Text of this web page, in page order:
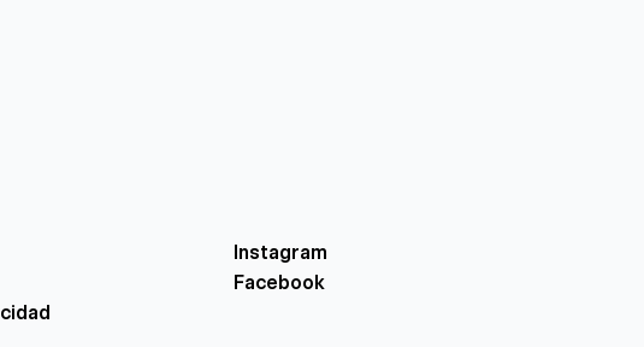
Instagram
Facebook